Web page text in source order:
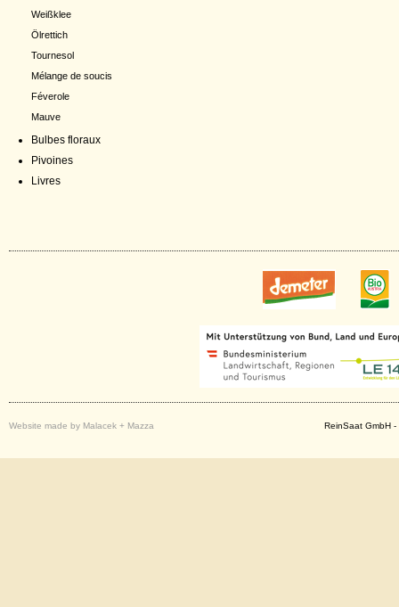
Weißklee
Ölrettich
Tournesol
Mélange de soucis
Féverole
Mauve
Bulbes floraux
Pivoines
Livres
Website made by Malacek + Mazza ReinSaat GmbH